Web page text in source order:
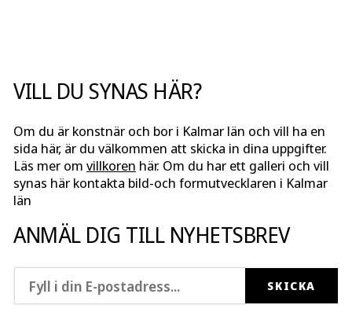
VILL DU SYNAS HÄR?
Om du är konstnär och bor i Kalmar län och vill ha en
sida här, är du välkommen att skicka in dina uppgifter.
Läs mer om villkoren här. Om du har ett galleri och vill
synas här kontakta bild-och formutvecklaren i Kalmar
län
ANMÄL DIG TILL NYHETSBREV